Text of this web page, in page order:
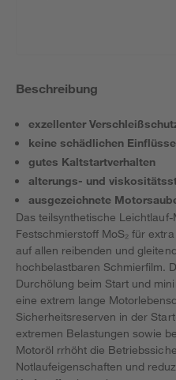
Beschreibung
exzellenter
keine schädlichen
gutes Kaltstartverhalten
alterungs- und
ausgezeichnete
Das teilsynthetische
Festschmierstoff MoS₂ für
auf allen reibenden und
hochbelastbaren Schmierfilm.
Durchölung beim Start und
eine extrem lange
Sicherheitsreserven in der
extremen Belastungen sowie
Motoröl rrhöht die
Notlaufeigenschaften und